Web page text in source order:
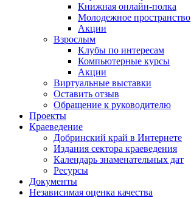
Книжная онлайн-полка
Молодежное пространство
Акции
Взрослым
Клубы по интересам
Компьютерные курсы
Акции
Виртуальные выставки
Оставить отзыв
Обращение к руководителю
Проекты
Краеведение
Добринский край в Интернете
Издания сектора краеведения
Календарь знаменательных дат
Ресурсы
Документы
Независимая оценка качества